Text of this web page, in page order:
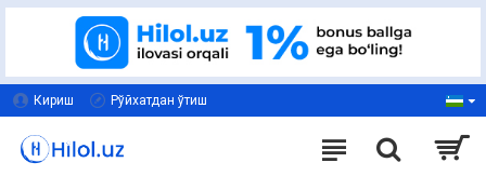
Кириш Рўйхатдан ўтиш